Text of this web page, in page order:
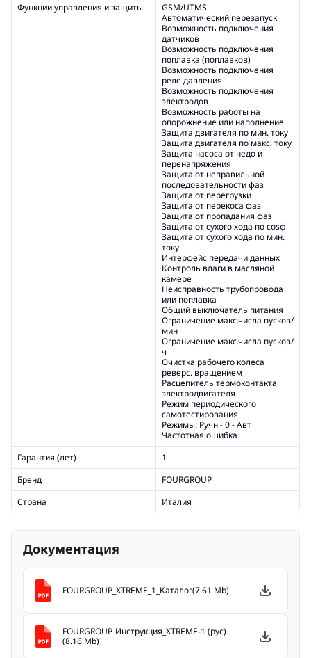
Функции управления и защиты
GSM/UTMS
Автоматический перезапуск
Возможность подключения
датчиков
Возможность подключения
поплавка (поплавков)
Возможность подключения
реле давления
Возможность подключения
электродов
Возможность работы на
опорожнение или наполнение
Защита двигателя по мин. току
Защита двигателя по макс. току
Защита насоса от недо и
перенапряжения
Защита от неправильной
последовательности фаз
Защита от перегрузки
Защита от перекоса фаз
Защита от пропадания фаз
Защита от сухого хода по cosφ
Защита от сухого хода по мин.
току
Интерфейс передачи данных
Контроль влаги в масляной
камере
Неисправность трубопровода
или поплавка
Общий выключатель питания
Ограничение макс.числа пусков/
мин
Ограничение макс.числа пусков/
ч
Очистка рабочего колеса
реверс. вращением
Расцепитель термоконтакта
электродвигателя
Режим периодического
самотестирования
Режимы: Ручн - 0 - Авт
Частотная ошибка
Гарантия (лет)
1
Бренд
FOURGROUP
Страна
Италия
Документация
FOURGROUP_XTREME_1_Каталог(7.61 Mb)
FOURGROUP. Инструкция_XTREME-1 (рус)
(8.16 Mb)